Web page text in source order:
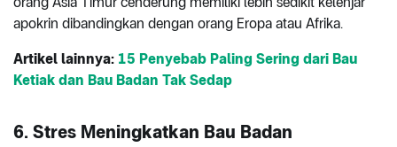
apokrin dibandingkan dengan orang Eropa atau Afrika.
Artikel lainnya: 15 Penyebab Paling Sering dari Bau
Ketiak dan Bau Badan Tak Sedap
6. Stres Meningkatkan Bau Badan